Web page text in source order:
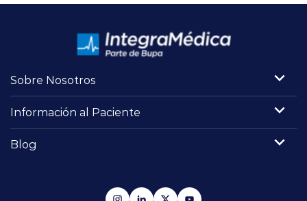
Reserva de Horas
Mi Portal Bupa
Sobre Nosotros
Información al Paciente
Blog